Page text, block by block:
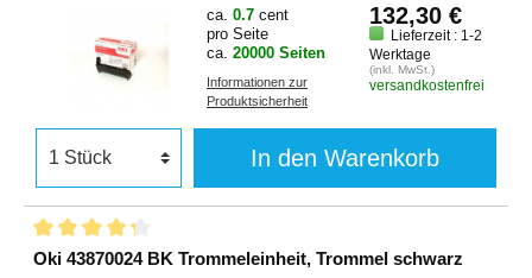
ca. 0.7 cent
pro Seite
ca. 20000 Seiten
Informationen zur
Produktsicherheit
132,30 €
Lieferzeit : 1-2
Werktage
(inkl. MwSt.)
versandkostenfrei
In den Warenkorb
Oki 43870024 BK Trommeleinheit, Trommel schwarz